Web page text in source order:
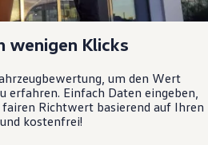
wenigen Klicks
um den Wert
erfahren. Einfach Daten eingeben,
Richtwert basierend auf Ihren
kostenfrei!